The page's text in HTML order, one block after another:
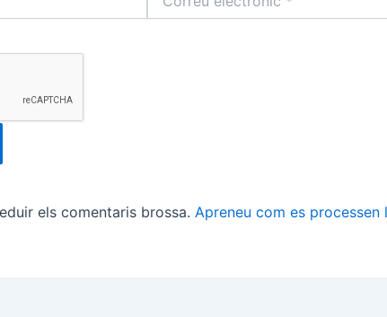
electrònic
els comentaris brossa. Apreneu com es